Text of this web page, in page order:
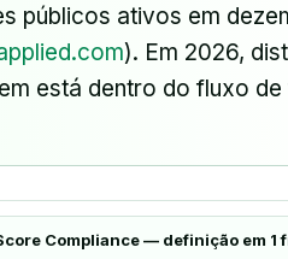
públicos ativos em
). Em 2026,
está dentro do fluxo de
Compliance — definição em 1